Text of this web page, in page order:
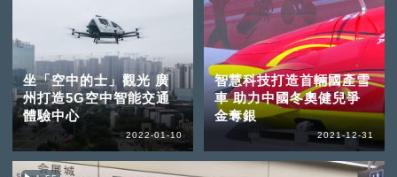
坐「空中的士」觀光 廣
州打造5G空中智能交通
體驗中心
2022-01-10
智慧科技打造首輛國產雪
車 助力中國冬奧健兒爭
金奪銀
2021-12-31